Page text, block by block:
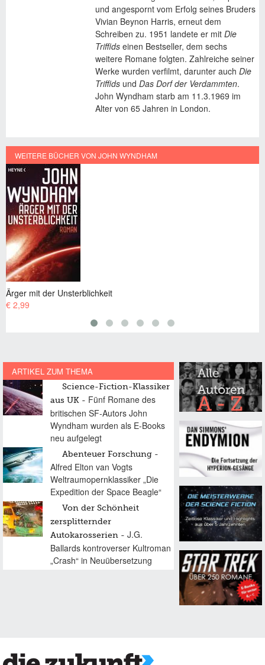
und angespornt vom Erfolg seines Bruders
Vivian Beynon Harris, erneut dem
Schreiben zu. 1951 landete er mit Die
Triffids einen Bestseller, dem sechs
weitere Romane folgten. Zahlreiche seiner
Werke wurden verfilmt, darunter auch Die
Triffids und Das Dorf der Verdammten.
John Wyndham starb am 11.3.1969 im
Alter von 65 Jahren in London.
WEITERE BÜCHER VON JOHN WYNDHAM
Das versteckte Volk
ARTIKEL ZUM THEMA
Science-Fiction-Klassiker
aus UK
Fünf Romane des
britischen SF-Autors John
Wyndham wurden als E-Books
neu aufgelegt
Abenteuer Forschung
Alfred Elton van Vogts
Weltraumopernklassiker „Die
Expedition der Space Beagle“
Von der Schönheit
zersplitternder
Autokarosserien
J.G.
Ballards kontroverser Kultroman
„Crash“ in Neuübersetzung